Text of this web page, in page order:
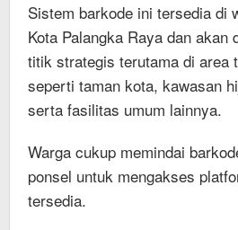
Sistem barkode ini tersedia di
Kota Palangka Raya dan akan
titik strategis terutama di area
seperti taman kota, kawasan
serta fasilitas umum lainnya.
Warga cukup memindai
ponsel untuk mengakses
tersedia.